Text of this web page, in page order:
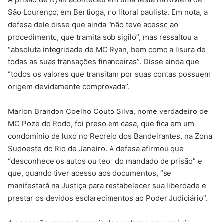
São Lourenço, em Bertioga, no litoral paulista. Em nota, a
defesa dele disse que ainda “não teve acesso ao
procedimento, que tramita sob sigilo”, mas ressaltou a
“absoluta integridade de MC Ryan, bem como a lisura de
todas as suas transações financeiras”. Disse ainda que
“todos os valores que transitam por suas contas possuem
origem devidamente comprovada”.
Marlon Brandon Coelho Couto Silva, nome verdadeiro de
MC Poze do Rodo, foi preso em casa, que fica em um
condomínio de luxo no Recreio dos Bandeirantes, na Zona
Sudoeste do Rio de Janeiro. A defesa afirmou que
“desconhece os autos ou teor do mandado de prisão” e
que, quando tiver acesso aos documentos, “se
manifestará na Justiça para restabelecer sua liberdade e
prestar os devidos esclarecimentos ao Poder Judiciário”.